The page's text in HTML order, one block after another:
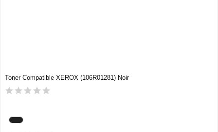
Toner Compatible XEROX (106R01281) Noir